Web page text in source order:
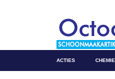
ACTIES CHEMIE